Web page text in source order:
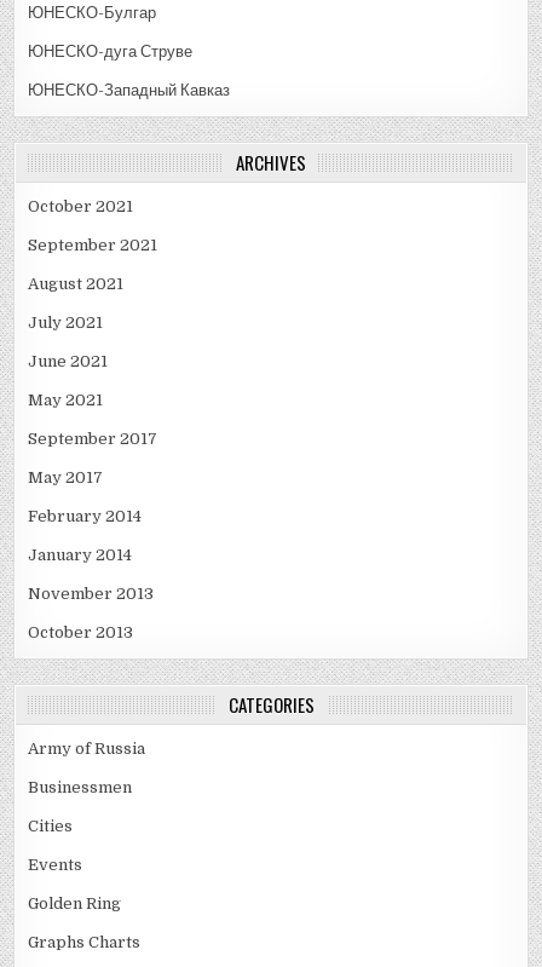
ЮНЕСКО-Булгар
ЮНЕСКО-дуга Струве
ЮНЕСКО-Западный Кавказ
ARCHIVES
October 2021
September 2021
August 2021
July 2021
June 2021
May 2021
September 2017
May 2017
February 2014
January 2014
November 2013
October 2013
CATEGORIES
Army of Russia
Businessmen
Cities
Events
Golden Ring
Graphs Charts